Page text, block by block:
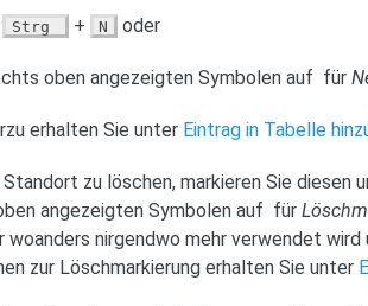
Strg + N oder
oben angezeigten Symbolen auf für
erhalten Sie unter Eintrag in Tabelle
Standort zu löschen, markieren Sie diesen
angezeigten Symbolen auf für
woanders nirgendwo mehr verwendet
zur Löschmarkierung erhalten Sie unter